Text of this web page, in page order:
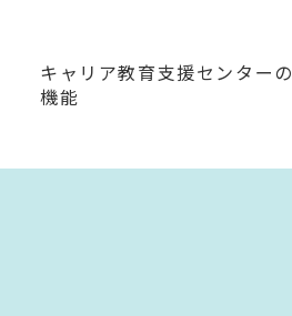
キャリア教育支援センターの
機能